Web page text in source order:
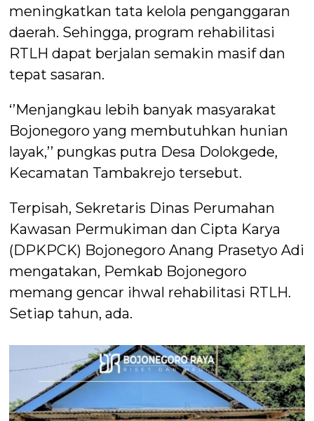
meningkatkan tata kelola penganggaran
daerah. Sehingga, program rehabilitasi
RTLH dapat berjalan semakin masif dan
tepat sasaran.
‘’Menjangkau lebih banyak masyarakat
Bojonegoro yang membutuhkan hunian
layak,’’ pungkas putra Desa Dolokgede,
Kecamatan Tambakrejo tersebut.
Terpisah, Sekretaris Dinas Perumahan
Kawasan Permukiman dan Cipta Karya
(DPKPCK) Bojonegoro Anang Prasetyo Adi
mengatakan, Pemkab Bojonegoro
memang gencar ihwal rehabilitasi RTLH.
Setiap tahun, ada.